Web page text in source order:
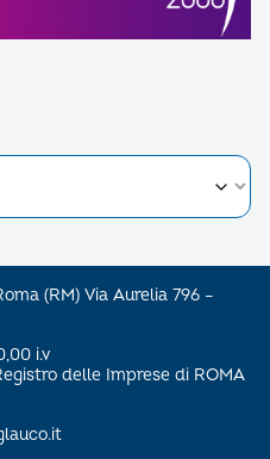
(RM) Via Aurelia 796 –
i.v
delle Imprese di ROMA